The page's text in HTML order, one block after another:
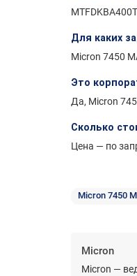
Для каких
Micron 7450
Это
Да, Micron
Сколько
Цена — по
Micron 7450
Micron
Micron —